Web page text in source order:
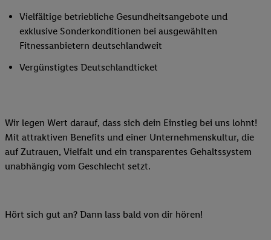
Vielfältige betriebliche Gesundheitsangebote und
exklusive Sonderkonditionen bei ausgewählten
Fitnessanbietern deutschlandweit
Vergünstigtes Deutschlandticket
Wir legen Wert darauf, dass sich dein Einstieg bei uns lohnt!
Mit attraktiven Benefits und einer Unternehmenskultur, die
auf Zutrauen, Vielfalt und ein transparentes Gehaltssystem
unabhängig vom Geschlecht setzt.
Hört sich gut an? Dann lass bald von dir hören!